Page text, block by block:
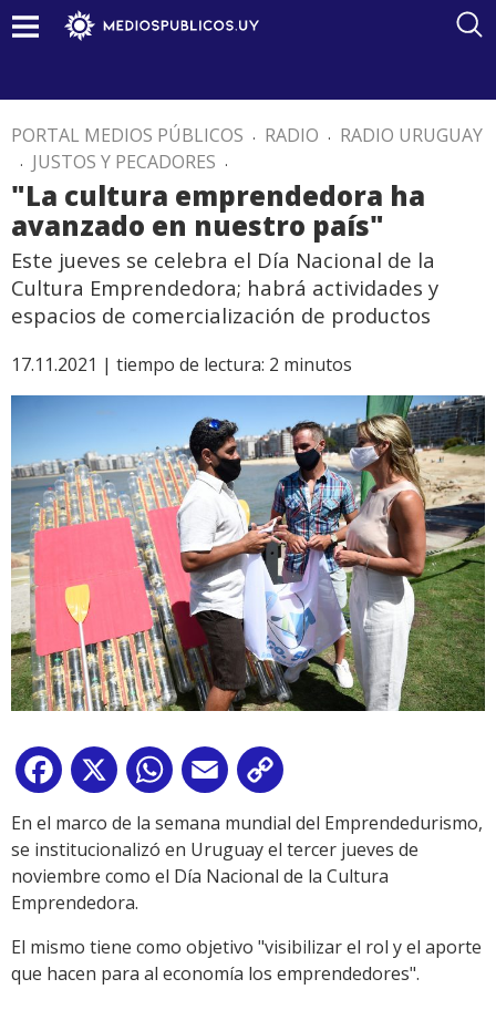
PORTAL MEDIOS PÚBLICOS . RADIO . RADIO URUGUAY
. JUSTOS Y PECADORES .
"La cultura emprendedora ha
avanzado en nuestro país"
Este jueves se celebra el Día Nacional de la
Cultura Emprendedora; habrá actividades y
espacios de comercialización de productos
17.11.2021 | tiempo de lectura: 2 minutos
Facebook
X WhatsApp
Email
Link
En el marco de la semana mundial del Emprendedurismo,
se institucionalizó en Uruguay el tercer jueves de
noviembre como el Día Nacional de la Cultura
Emprendedora.
El mismo tiene como objetivo "visibilizar el rol y el aporte
que hacen para al economía los emprendedores".